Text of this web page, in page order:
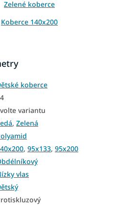
Zelené koberce
Koberce 140x200
koberce
variantu
, Zelená
, 95x133, 95x200
vlas